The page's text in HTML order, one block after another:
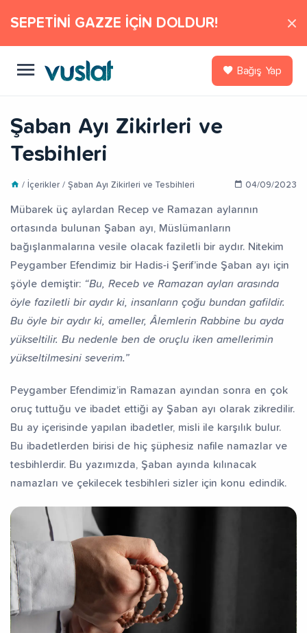
SEPETİNİ GAZZE İÇİN DOLDUR!
Bağış Yap
Şaban Ayı Zikirleri ve
Tesbihleri
/ İçerikler / Şaban Ayı Zikirleri ve Tesbihleri 04/09/2023
Mübarek üç aylardan Recep ve Ramazan aylarının
ortasında bulunan Şaban ayı, Müslümanların
bağışlanmalarına vesile olacak faziletli bir aydır. Nitekim
Peygamber Efendimiz bir Hadis-i Şerif’inde Şaban ayı için
şöyle demiştir: “Bu, Receb ve Ramazan ayları arasında
öyle faziletli bir aydır ki, insanların çoğu bundan gafildir.
Bu öyle bir aydır ki, ameller, Âlemlerin Rabbine bu ayda
yükseltilir. Bu nedenle ben de oruçlu iken amellerimin
yükseltilmesini severim.”
Peygamber Efendimiz’in Ramazan ayından sonra en çok
oruç tuttuğu ve ibadet ettiği ay Şaban ayı olarak zikredilir.
Bu ay içerisinde yapılan ibadetler, misli ile karşılık bulur.
Bu ibadetlerden birisi de hiç şüphesiz nafile namazlar ve
tesbihlerdir. Bu yazımızda, Şaban ayında kılınacak
namazları ve çekilecek tesbihleri sizler için konu edindik.